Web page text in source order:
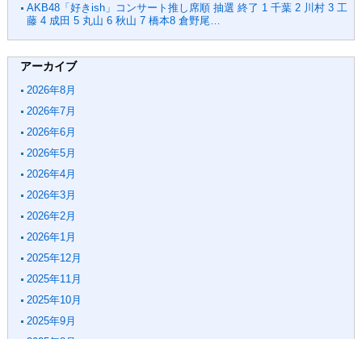
AKB48「好きish」コンサート推し席順 抽選 終了 1 千葉 2 川村 3 工
藤 4 成田 5 丸山 6 秋山 7 橋本8 倉野尾…
アーカイブ
2026年8月
2026年7月
2026年6月
2026年5月
2026年4月
2026年3月
2026年2月
2026年1月
2025年12月
2025年11月
2025年10月
2025年9月